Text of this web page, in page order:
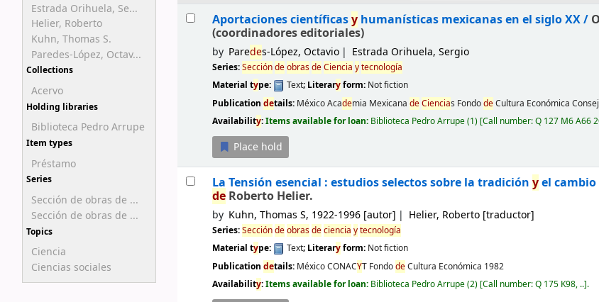
Estrada Orihuela, Se...
Helier, Roberto
Kuhn, Thomas S.
Paredes-López, Octav...
Collections
Acervo
Holding libraries
Biblioteca Pedro Arrupe
Item types
Préstamo
Series
Sección de obras de ...
Sección de obras de ...
Topics
Ciencia
Ciencias sociales
Results
Aportaciones científicasyhumanísticas mexicanas en el siglo XX /
(coordinadores editoriales)
by Paredes-López, Octavio Estrada Orihuela, Sergio
Series:SeccióndeobrasdeCiencia ytecnología
Material type: Text; Literaryform: Not fiction
Publication details: MéxicoAcademia Mexicana deCiencias FondodeCultura Económica
Availability:Items available for loan: Biblioteca Pedro Arrupe(1) Call number:Q 127 M6 A66
Place hold
La Tensión esencial : estudios selectos sobre la tradición yel cambio
deRoberto Helier.
by Kuhn, Thomas S, 1922-1996[autor] Helier, Roberto[traductor]
Series:Seccióndeobrasdeciencia ytecnología
Material type: Text; Literaryform: Not fiction
Publication details: MéxicoCONACYT FondodeCultura Económica 1982
Availability:Items available for loan: Biblioteca Pedro Arrupe(2) Call number:Q 175 K98, .. .